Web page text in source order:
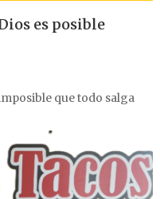
es posible
que todo salga